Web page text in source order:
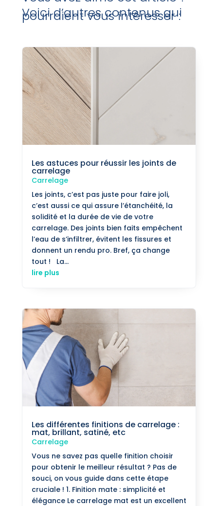
Voici d’autres contenus qui
pourraient vous intéresser :
Les astuces pour réussir les joints de
carrelage
Carrelage
Les joints, c’est pas juste pour faire joli,
c’est aussi ce qui assure l’étanchéité, la
solidité et la durée de vie de votre
carrelage. Des joints bien faits empêchent
l’eau de s’infiltrer, évitent les fissures et
donnent un rendu pro. Bref, ça change
tout ! La...
lire plus
Les différentes finitions de carrelage :
mat, brillant, satiné, etc
Carrelage
Vous ne savez pas quelle finition choisir
pour obtenir le meilleur résultat ? Pas de
souci, on vous guide dans cette étape
cruciale ! 1. Finition mate : simplicité et
élégance Le carrelage mat est un excellent